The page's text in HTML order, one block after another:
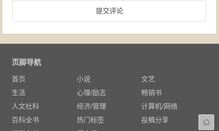
页脚导航
首页 小说
文艺
生活
心理/励志
畅销书
人文社科
经济/管理
计算机/网络
百科全书
热门标签
投稿分享